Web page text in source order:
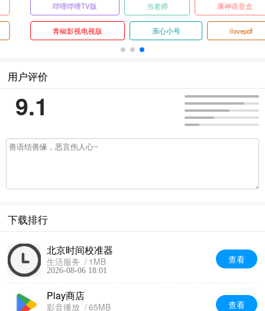
哔哩哔哩TV版 当老师 康神语音盒
青椒影视电视版 亲心小号 ilovepdf
用户评价
9.1
下载排行
北京时间校准器
生活服务 1MB
2026-08-06 18:01
查看
Play商店
影音播放 65MB 查看